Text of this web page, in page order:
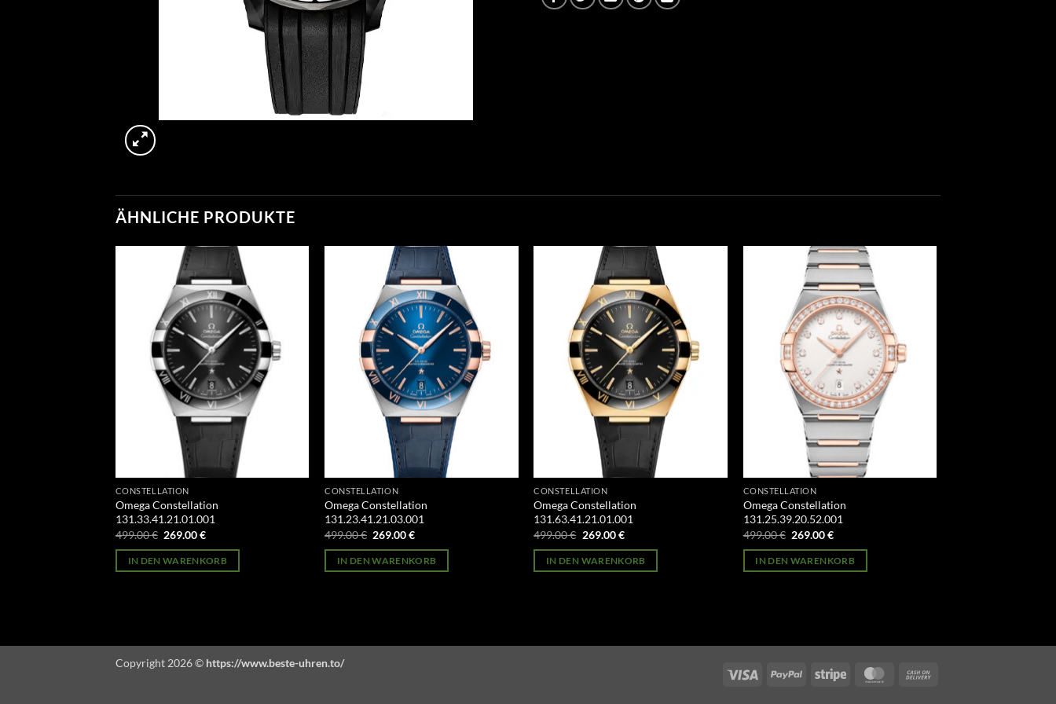
ÄHNLICHE PRODUKTE
CONSTELLATION
Omega Constellation
131.33.41.21.01.001
499.00€ Ursprünglicher
war:
499.00 €
269.00€Aktueller
ist:
269.00 €.
IN DEN WARENKORB
CONSTELLATION
Omega Constellation
131.23.41.21.03.001
499.00€ Ursprünglicher
war:
499.00 €
269.00€Aktueller
ist:
269.00 €.
IN DEN WARENKORB
CONSTELLATION
Omega Constellation
131.63.41.21.01.001
499.00€ Ursprünglicher
war:
499.00 €
269.00€Aktueller
ist:
269.00 €.
IN DEN WARENKORB
CONSTELLATION
Omega Constellation
131.25.39.20.52.001
499.00€ Ursprünglicher
war:
499.00 €
269.00€Aktueller
ist:
269.00 €.
IN DEN WARENKORB
Visa PayPal Stripe MasterCard
Copyright 2026 © https://www.beste-uhren.to/